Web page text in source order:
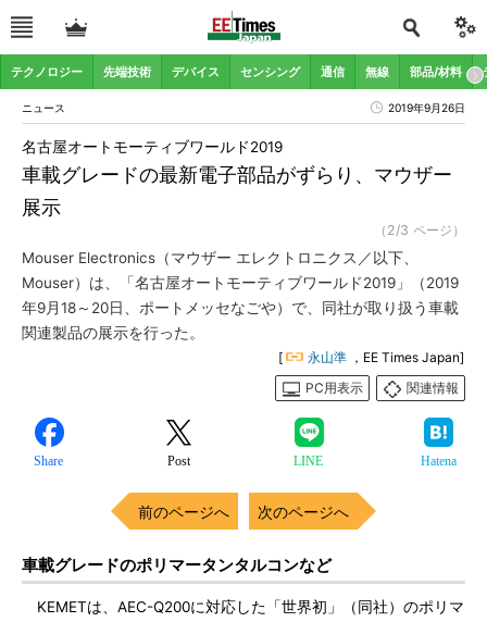
テクノロジー 先端技術 デバイス センシング 通信 無線 部品/材料
ニュース 2019年9月26日
車載グレードの最新電子部品がずらり、マウザー
展示
名古屋オートモーティブワールド2019
（2/3 ページ）
Mouser Electronics（マウザー エレクトロニクス／以下、
Mouser）は、「名古屋オートモーティブワールド2019」（2019
年9月18～20日、ポートメッセなごや）で、同社が取り扱う車載
関連製品の展示を行った。
[ 永山準 ，EE Times Japan]
PC用表示
関連情報
Share Post LINE Hatena
前のページへ 次のページへ
車載グレードのポリマータンタルコンなど
KEMETは、AEC-Q200に対応した「世界初」（同社）のポリマ